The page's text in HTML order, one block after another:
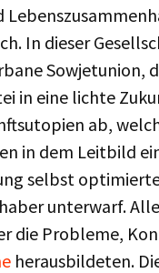
In dieser
Sowjetunion,
in eine lichte
ab,
in dem Leitbild
selbst
unterwarf.
die Probleme,
herausbildeten.